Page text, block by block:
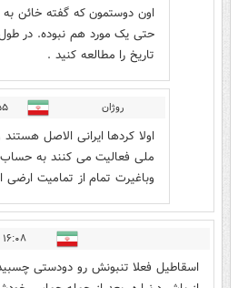
اون دوستمون که گفته خائن به
حتی یک مورد هم نبوده. در طول
تاریخ را مطالعه کنید .
روژان
اولا کردها ایرانی الاصل
ملی فعالیت می کنند به
وباغیرت تمام از تمامیت ارضی
۱۶:۰۸ - ۱۴۰۲/۱۲/۲۷
اسقاطیل فعلا تنبونش رو دودستی